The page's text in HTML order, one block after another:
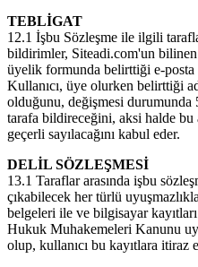
TEBLİGAT
12.1 İşbu Sözleşme ile ilgili
bildirimler, Siteadi.com'un bilinen
üyelik formunda belirttiği e-posta
Kullanıcı, üye olurken belirttiği
olduğunu, değişmesi durumunda
tarafa bildireceğini, aksi halde bu
geçerli sayılacağını kabul eder.
DELİL SÖZLEŞMESİ
13.1 Taraflar arasında işbu
çıkabilecek her türlü
belgeleri ile ve bilgisayar
Hukuk Muhakemeleri Kanunu
olup, kullanıcı bu kayıtlara itiraz